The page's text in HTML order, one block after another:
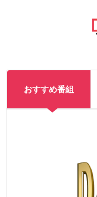
おすすめ番組